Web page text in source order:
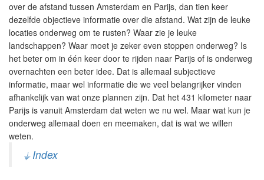
over de afstand tussen Amsterdam en Parijs, dan tien keer
dezelfde objectieve informatie over die afstand. Wat zijn de leuke
locaties onderweg om te rusten? Waar zie je leuke
landschappen? Waar moet je zeker even stoppen onderweg? Is
het beter om in één keer door te rijden naar Parijs of is onderweg
overnachten een beter idee. Dat is allemaal subjectieve
informatie, maar wel informatie die we veel belangrijker vinden
afhankelijk van wat onze plannen zijn. Dat het 431 kilometer naar
Parijs is vanuit Amsterdam dat weten we nu wel. Maar wat kun je
onderweg allemaal doen en meemaken, dat is wat we willen
weten.
⏚ Index